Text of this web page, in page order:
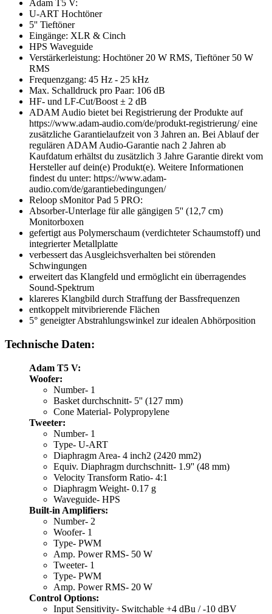
Adam T5 V:
U-ART Hochtöner
5'' Tieftöner
Eingänge: XLR & Cinch
HPS Waveguide
Verstärkerleistung: Hochtöner 20 W RMS, Tieftöner 50 W
RMS
Frequenzgang: 45 Hz - 25 kHz
Max. Schalldruck pro Paar: 106 dB
HF- und LF-Cut/Boost ± 2 dB
ADAM Audio bietet bei Registrierung der Produkte auf
https://www.adam-audio.com/de/produkt-registrierung/ eine
zusätzliche Garantielaufzeit von 3 Jahren an. Bei Ablauf der
regulären ADAM Audio-Garantie nach 2 Jahren ab
Kaufdatum erhältst du zusätzlich 3 Jahre Garantie direkt vom
Hersteller auf dein(e) Produkt(e). Weitere Informationen
findest du unter: https://www.adam-
audio.com/de/garantiebedingungen/
Reloop sMonitor Pad 5 PRO:
Absorber-Unterlage für alle gängigen 5'' (12,7 cm)
Monitorboxen
gefertigt aus Polymerschaum (verdichteter Schaumstoff) und
integrierter Metallplatte
verbessert das Ausgleichsverhalten bei störenden
Schwingungen
erweitert das Klangfeld und ermöglicht ein überragendes
Sound-Spektrum
klareres Klangbild durch Straffung der Bassfrequenzen
entkoppelt mitvibrierende Flächen
5° geneigter Abstrahlungswinkel zur idealen Abhörposition
Technische Daten:
Adam T5 V:
Woofer:
Number- 1
Basket durchschnitt- 5'' (127 mm)
Cone Material- Polypropylene
Tweeter:
Number- 1
Type- U-ART
Diaphragm Area- 4 inch2 (2420 mm2)
Equiv. Diaphragm durchschnitt- 1.9'' (48 mm)
Velocity Transform Ratio- 4:1
Diaphragm Weight- 0.17 g
Waveguide- HPS
Built-in Amplifiers:
Number- 2
Woofer- 1
Type- PWM
Amp. Power RMS- 50 W
Tweeter- 1
Type- PWM
Amp. Power RMS- 20 W
Control Options:
Input Sensitivity- Switchable +4 dBu / -10 dBV